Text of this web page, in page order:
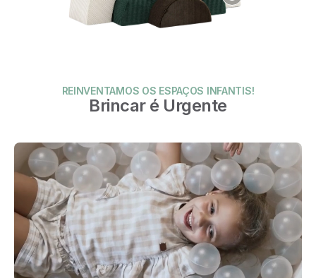
REINVENTAMOS OS ESPAÇOS INFANTIS!
Brincar é Urgente